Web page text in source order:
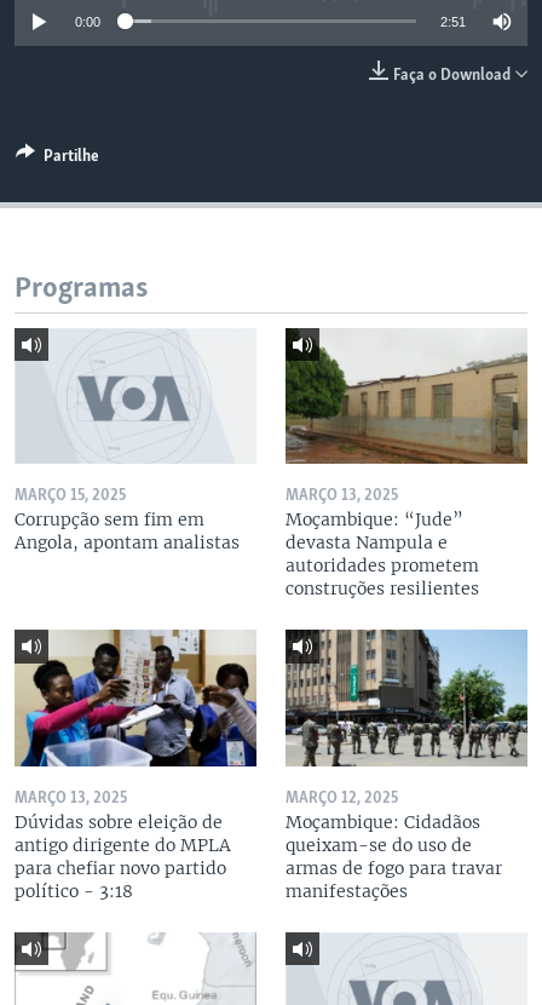
0:00 2:51
Faça o Download
Partilhe
Programas
MARÇO 15, 2025
Corrupção sem fim em
Angola, apontam analistas
MARÇO 13, 2025
Moçambique: “Jude”
devasta Nampula e
autoridades prometem
construções resilientes
MARÇO 13, 2025
Dúvidas sobre eleição de
antigo dirigente do MPLA
para chefiar novo partido
político - 3:18
MARÇO 12, 2025
Moçambique: Cidadãos
queixam-se do uso de
armas de fogo para travar
manifestações